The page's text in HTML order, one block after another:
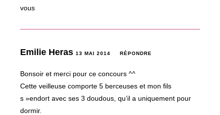
vous
Emilie Heras13 MAI 2014 RÉPONDRE
Bonsoir et merci pour ce concours ^^
Cette veilleuse comporte 5 berceuses et mon fils
s »endort avec ses 3 doudous, qu’il a uniquement pour
dormir.